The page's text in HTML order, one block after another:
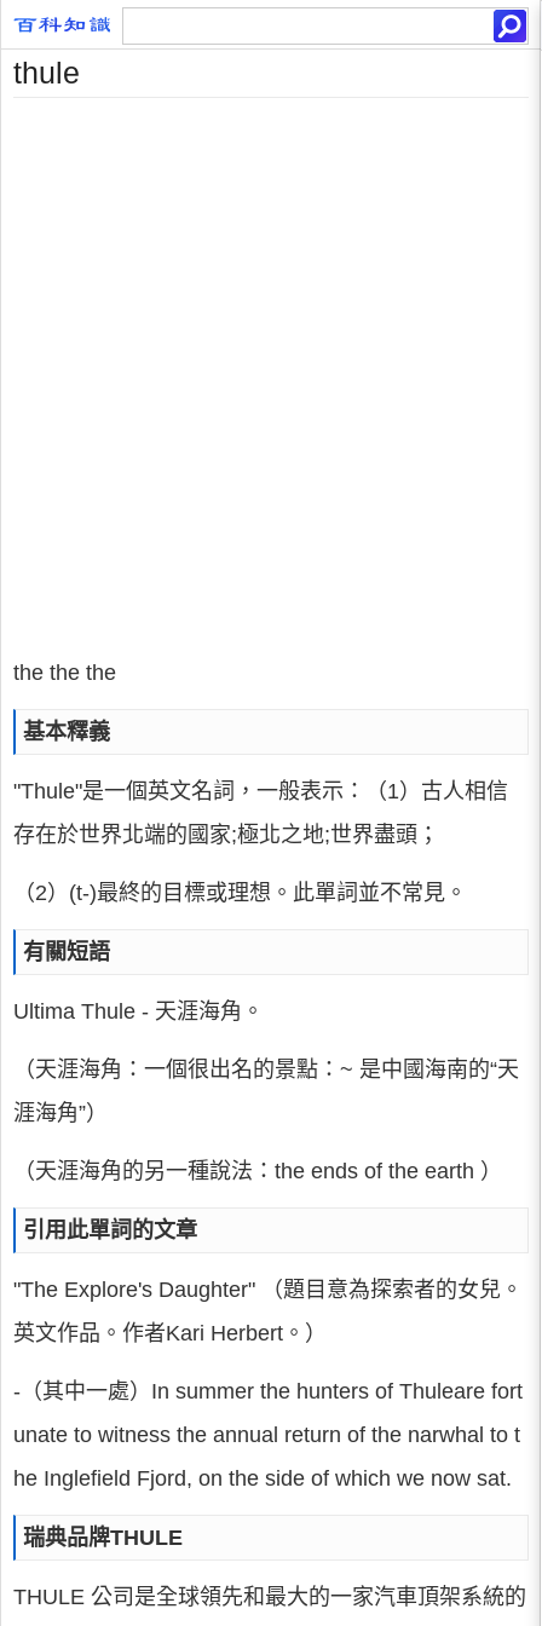
thule
the the the
基本釋義
"Thule"是一個英文名詞，一般表示：（1）古人相信
存在於世界北端的國家;極北之地;世界盡頭；
（2）(t-)最終的目標或理想。此單詞並不常見。
有關短語
Ultima Thule - 天涯海角。
（天涯海角：一個很出名的景點：~ 是中國海南的“天
涯海角”）
（天涯海角的另一種說法：the ends of the earth ）
引用此單詞的文章
"The Explore's Daughter" （題目意為探索者的女兒。
英文作品。作者Kari Herbert。）
-（其中一處）In summer the hunters of Thuleare fort
unate to witness the annual return of the narwhal to t
he Inglefield Fjord, on the side of which we now sat.
瑞典品牌THULE
THULE 公司是全球領先和最大的一家汽車頂架系統的